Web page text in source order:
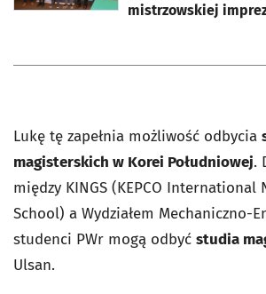
mistrzowskiej
Lukę tę zapełnia możliwość odbycia
magisterskich w Korei Południowej.
między KINGS (KEPCO International
School) a Wydziałem Mechaniczno-
studenci PWr mogą odbyć studia
Ulsan.